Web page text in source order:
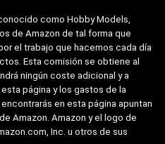
como Hobby Models,
de Amazon de tal forma que
el trabajo que hacemos cada día
Esta comisión se obtiene al
ningún coste adicional y a
página y los gastos de la
en esta página apuntan
Amazon. Amazon y el logo de
Inc. u otros de sus